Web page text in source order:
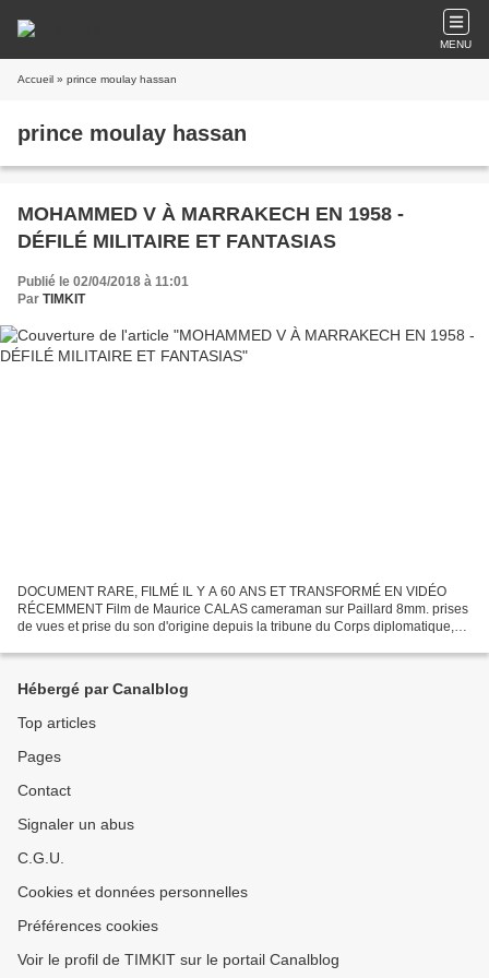
MENU
Accueil » prince moulay hassan
prince moulay hassan
MOHAMMED V À MARRAKECH EN 1958 -
DÉFILÉ MILITAIRE ET FANTASIAS
Publié le 02/04/2018 à 11:01
Par TIMKIT
DOCUMENT RARE, FILMÉ IL Y A 60 ANS ET TRANSFORMÉ EN VIDÉO
RÉCEMMENT Film de Maurice CALAS cameraman sur Paillard 8mm. prises
de vues et prise du son d'origine depuis la tribune du Corps diplomatique,
Hébergé par Canalblog
Top articles
Pages
Contact
Signaler un abus
C.G.U.
Cookies et données personnelles
Préférences cookies
Voir le profil de TIMKIT sur le portail Canalblog